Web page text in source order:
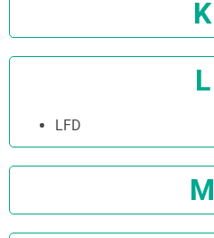
K
L
LFD
M